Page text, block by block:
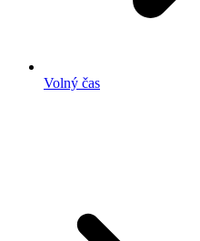
Volný čas